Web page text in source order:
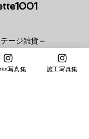
ージ雑貨～
,Bio食品～
写真集 施工写真集